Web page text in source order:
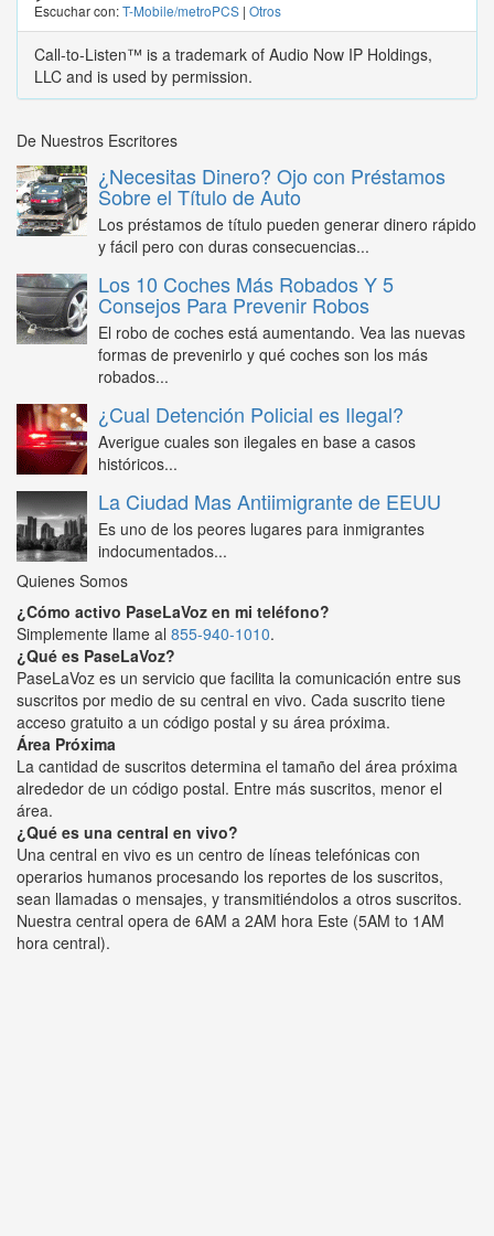
Escuchar con:T-Mobile/metroPCS | Otros
Call-to-Listen™ is a trademark of Audio Now IP Holdings,
LLC and is used by permission.
De Nuestros Escritores
¿Necesitas Dinero? Ojo con Préstamos
Sobre el Título de Auto
Los préstamos de título pueden generar dinero rápido
y fácil pero con duras consecuencias...
Los 10 Coches Más Robados Y 5
Consejos Para Prevenir Robos
El robo de coches está aumentando. Vea las nuevas
formas de prevenirlo y qué coches son los más
robados...
¿Cual Detención Policial es Ilegal?
Averigue cuales son ilegales en base a casos
históricos...
La Ciudad Mas Antiimigrante de EEUU
Es uno de los peores lugares para inmigrantes
indocumentados...
Quienes Somos
¿Cómo activo PaseLaVoz en mi teléfono?
Simplemente llame al 855-940-1010.
¿Qué es PaseLaVoz?
PaseLaVoz es un servicio que facilita la comunicación entre sus
suscritos por medio de su central en vivo. Cada suscrito tiene
acceso gratuito a un código postal y su área próxima.
Área Próxima
La cantidad de suscritos determina el tamaño del área próxima
alrededor de un código postal. Entre más suscritos, menor el
área.
¿Qué es una central en vivo?
Una central en vivo es un centro de líneas telefónicas con
operarios humanos procesando los reportes de los suscritos,
sean llamadas o mensajes, y transmitiéndolos a otros suscritos.
Nuestra central opera de 6AM a 2AM hora Este (5AM to 1AM
hora central).